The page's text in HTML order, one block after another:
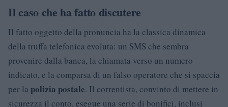
Il caso che ha fatto discutere
Il fatto oggetto della pronuncia ha la classica dinamica
della truffa telefonica evoluta: un SMS che sembra
provenire dalla banca, la chiamata verso un numero
indicato, e la comparsa di un falso operatore che si spaccia
per la polizia postale. Il correntista, convinto di mettere in
sicurezza il conto, esegue una serie di bonifici, inclusi